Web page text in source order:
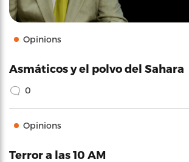
Opinions
Asmáticos y el polvo del Sahara
0
Opinions
Terror a las 10 AM